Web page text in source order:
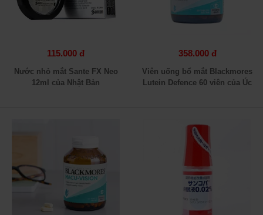
115.000 đ
Nước nhỏ mắt Sante FX Neo
12ml của Nhật Bản
358.000 đ
Viên uống bổ mắt Blackmores
Lutein Defence 60 viên của Úc